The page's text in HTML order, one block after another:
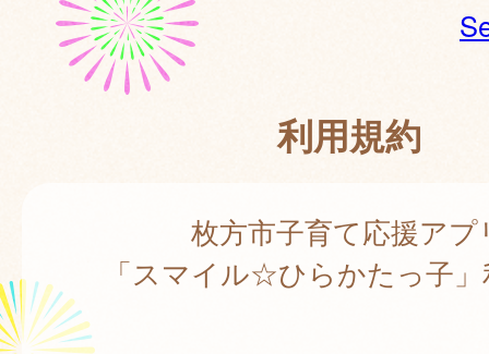
利用規約
枚方市子育て応援アプ
「スマイル☆ひらかたっ子